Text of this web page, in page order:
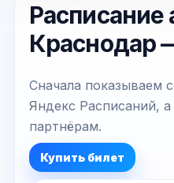
Расписание
Краснодар
Сначала показываем
Яндекс Расписаний,
партнёрам.
Купить билет